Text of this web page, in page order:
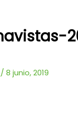
/8 junio, 2019